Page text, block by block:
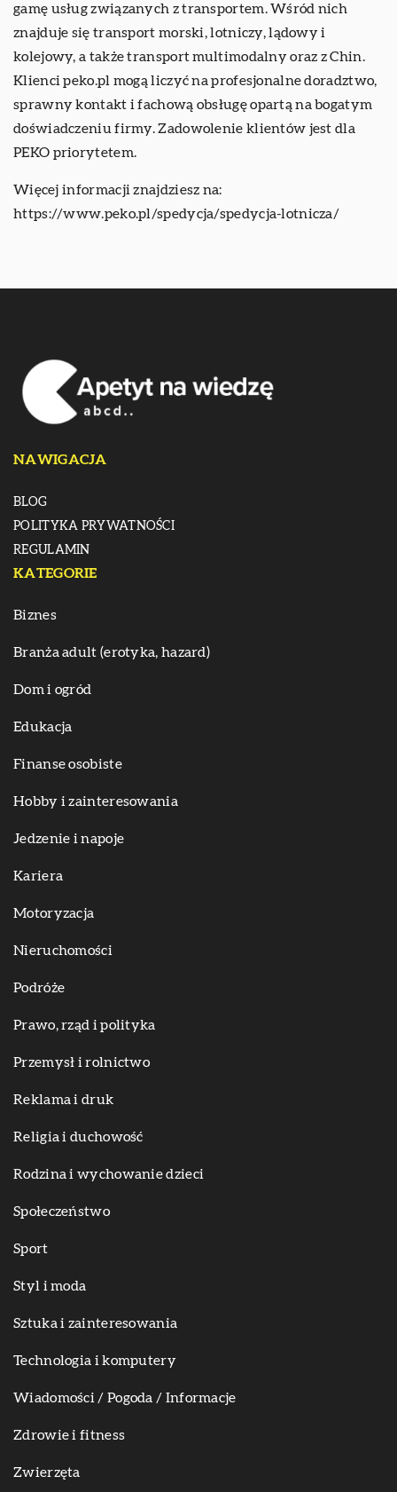
gamę usług związanych z transportem. Wśród nich
znajduje się transport morski, lotniczy, lądowy i
kolejowy, a także transport multimodalny oraz z Chin.
Klienci peko.pl mogą liczyć na profesjonalne doradztwo,
sprawny kontakt i fachową obsługę opartą na bogatym
doświadczeniu firmy. Zadowolenie klientów jest dla
PEKO priorytetem.
Więcej informacji znajdziesz na:
https://www.peko.pl/spedycja/spedycja-lotnicza/
NAWIGACJA
BLOG
POLITYKA PRYWATNOŚCI
REGULAMIN
KATEGORIE
Biznes
Branża adult (erotyka, hazard)
Dom i ogród
Edukacja
Finanse osobiste
Hobby i zainteresowania
Jedzenie i napoje
Kariera
Motoryzacja
Nieruchomości
Podróże
Prawo, rząd i polityka
Przemysł i rolnictwo
Reklama i druk
Religia i duchowość
Rodzina i wychowanie dzieci
Społeczeństwo
Sport
Styl i moda
Sztuka i zainteresowania
Technologia i komputery
Wiadomości / Pogoda / Informacje
Zdrowie i fitness
Zwierzęta